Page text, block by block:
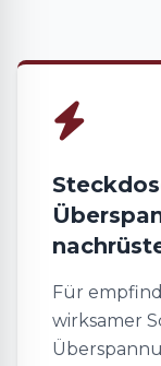
Für
wirksamer